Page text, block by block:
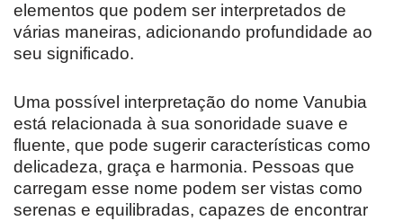
elementos que podem ser interpretados de
várias maneiras, adicionando profundidade ao
seu significado.
Uma possível interpretação do nome Vanubia
está relacionada à sua sonoridade suave e
fluente, que pode sugerir características como
delicadeza, graça e harmonia. Pessoas que
carregam esse nome podem ser vistas como
serenas e equilibradas, capazes de encontrar